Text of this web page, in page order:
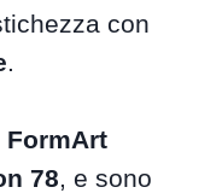
con
.
FormArt
78, e sono